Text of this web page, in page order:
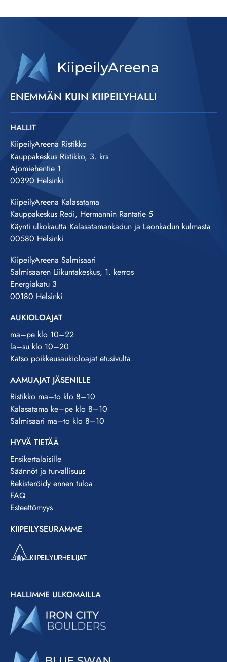
ENEMMÄN KUIN KIIPEILYHALLI
HALLIT
KiipeilyAreena Ristikko
Kauppakeskus Ristikko, 3. krs
Ajomiehentie 1
00390 Helsinki
KiipeilyAreena Kalasatama
Kauppakeskus Redi, Hermannin Rantatie 5
Käynti ulkokautta Kalasatamankadun ja Leonkadun kulmasta
00580 Helsinki
KiipeilyAreena Salmisaari
Salmisaaren Liikuntakeskus, 1. kerros
Energiakatu 3
00180 Helsinki
AUKIOLOAJAT
ma–pe klo 10–22
la–su klo 10–20
Katso poikkeusaukioloajat etusivulta.
AAMUAJAT JÄSENILLE
Ristikko ma–to klo 8–10
Kalasatama ke–pe klo 8–10
Salmisaari ma–to klo 8–10
HYVÄ TIETÄÄ
Ensikertalaisille
Säännöt ja turvallisuus
Rekisteröidy ennen tuloa
FAQ
Esteettömyys
KIIPEILYSEURAMME
HALLIMME ULKOMAILLA